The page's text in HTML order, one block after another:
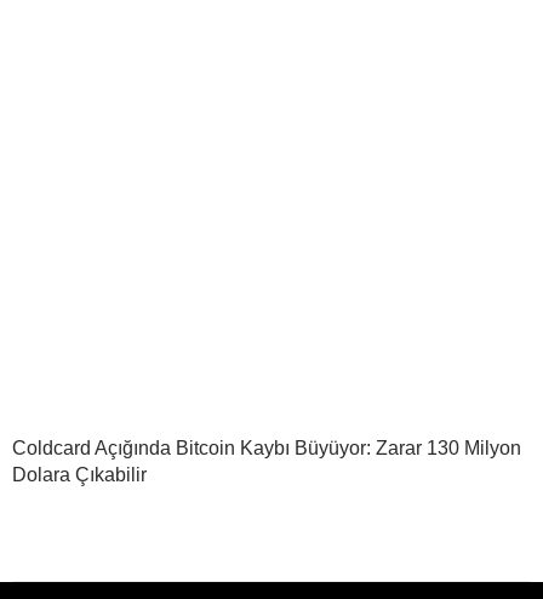
Coldcard Açığında Bitcoin Kaybı Büyüyor: Zarar 130 Milyon
Dolara Çıkabilir